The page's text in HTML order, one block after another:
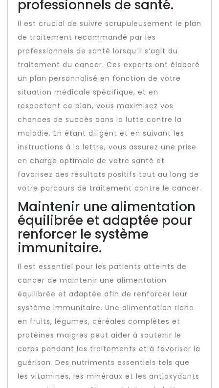
professionnels de santé.
Il est crucial de suivre scrupuleusement le plan
de traitement recommandé par les
professionnels de santé lorsqu’il s’agit du
traitement du cancer. Ces experts ont élaboré
un plan personnalisé en fonction de votre
situation médicale spécifique, et en
respectant ce plan, vous maximisez vos
chances de succès dans la lutte contre la
maladie. En étant diligent et en suivant les
instructions à la lettre, vous assurez une prise
en charge optimale de votre santé et
favorisez des résultats positifs tout au long de
votre parcours de traitement contre le cancer.
Maintenir une alimentation
équilibrée et adaptée pour
renforcer le système
immunitaire.
Il est essentiel pour les patients atteints de
cancer de maintenir une alimentation
équilibrée et adaptée afin de renforcer leur
système immunitaire. Une alimentation riche
en fruits, légumes, céréales complètes et
protéines maigres peut aider à soutenir le
corps pendant les traitements et à favoriser la
guérison. Des nutriments essentiels tels que
les vitamines, les minéraux et les antioxydants